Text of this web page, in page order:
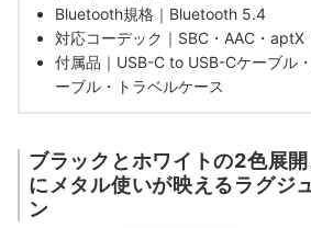
Bluetooth規格｜Bluetooth 5.4
対応コーデック｜SBC・AAC・
付属品｜USB-C to USB-Cケーブル
ーブル・トラベルケース
ブラックとホワイトの2色展
にメタル使いが映えるラグジ
ン